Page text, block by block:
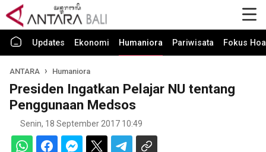
Updates Ekonomi Humaniora Pariwisata Fokus
ANTARA Humaniora
Presiden Ingatkan Pelajar NU tentang
Penggunaan Medsos
Senin, 18 September 2017 10:49